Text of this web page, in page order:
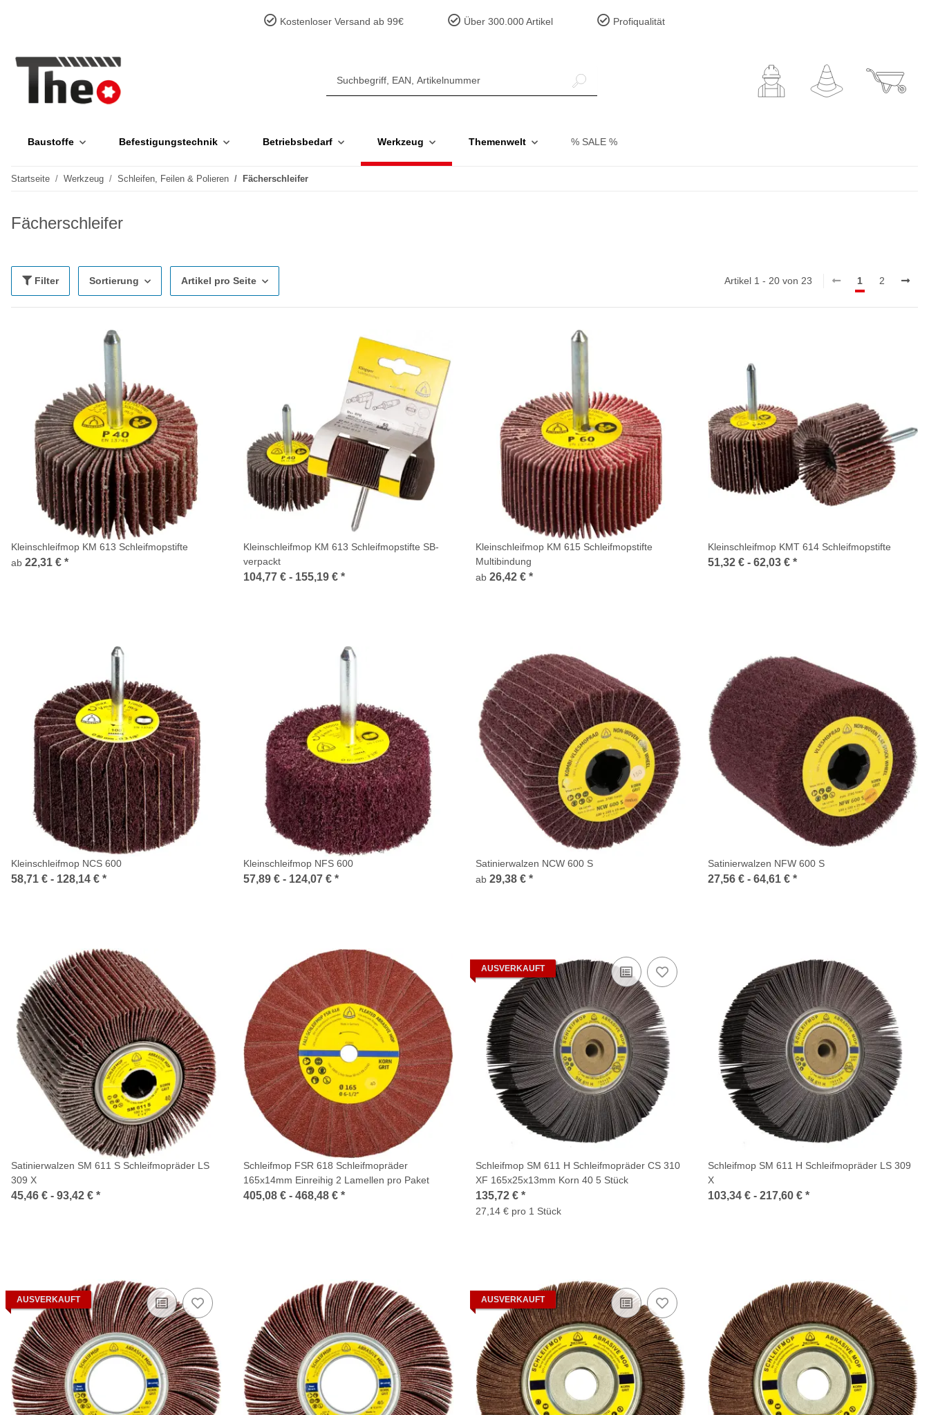
Kostenloser Versand ab 99€ Über 300.000 Artikel Profiqualität
Baustoffe Befestigungstechnik Betriebsbedarf Werkzeug Themenwelt % SALE %
Startseite Werkzeug Schleifen, Feilen & Polieren Fächerschleifer
Fächerschleifer
Filter Sortierung Artikel pro Seite Artikel 1 - 20 von 23 1 2
Kleinschleifmop KM 613 Schleifmopstifte
ab 22,31 € *
Kleinschleifmop KM 613 Schleifmopstifte SB-
verpackt
104,77 € - 155,19 € *
Kleinschleifmop KM 615 Schleifmopstifte
Multibindung
ab 26,42 € *
Kleinschleifmop KMT 614 Schleifmopstifte
51,32 € - 62,03 € *
Kleinschleifmop NCS 600
58,71 € - 128,14 € *
Kleinschleifmop NFS 600
57,89 € - 124,07 € *
Satinierwalzen NCW 600 S
ab 29,38 € *
Satinierwalzen NFW 600 S
27,56 € - 64,61 € *
Satinierwalzen SM 611 S Schleifmopräder LS
309 X
45,46 € - 93,42 € *
Schleifmop FSR 618 Schleifmopräder
165x14mm Einreihig 2 Lamellen pro Paket
405,08 € - 468,48 € *
AUSVERKAUFT
Schleifmop SM 611 H Schleifmopräder CS 310
XF 165x25x13mm Korn 40 5 Stück
135,72 € *
27,14 € pro 1 Stück
Schleifmop SM 611 H Schleifmopräder LS 309
X
103,34 € - 217,60 € *
AUSVERKAUFT AUSVERKAUFT